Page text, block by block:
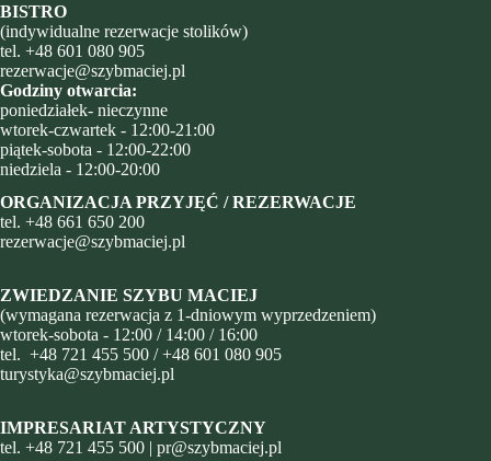
BISTRO
(indywidualne rezerwacje stolików)
tel. +48 601 080 905
rezerwacje@szybmaciej.pl
Godziny otwarcia:
poniedziałek- nieczynne
wtorek-czwartek - 12:00-21:00
piątek-sobota - 12:00-22:00
niedziela - 12:00-20:00
ORGANIZACJA PRZYJĘĆ / REZERWACJE
tel. +48 661 650 200
rezerwacje@szybmaciej.pl
ZWIEDZANIE SZYBU MACIEJ
(wymagana rezerwacja z 1-dniowym wyprzedzeniem)
wtorek-sobota - 12:00 / 14:00 / 16:00
tel. +48 721 455 500 /+48 601 080 905
turystyka@szybmaciej.pl
IMPRESARIAT ARTYSTYCZNY
tel. +48 721 455 500 | pr@szybmaciej.pl